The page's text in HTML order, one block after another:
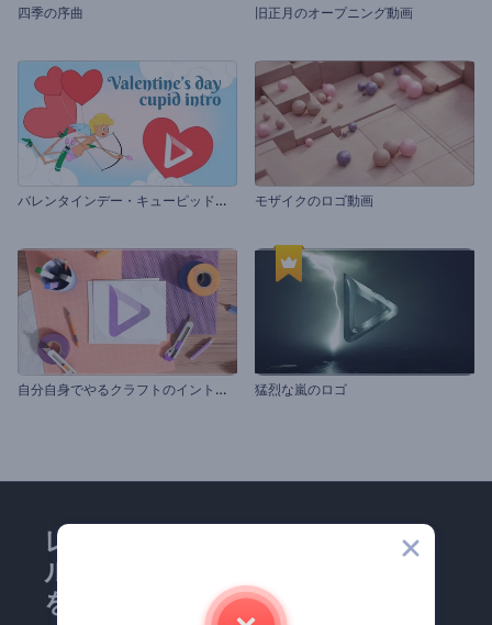
四季の序曲 旧正月のオープニング動画
バ
レンタインデー・キューピッドのイントロ モザイクのロゴ動画
自
分自身でやるクラフトのイントロ動画 猛烈な嵐のロゴ
レンダーフォレストのメー
ルマガジンにどうかご登録
を！